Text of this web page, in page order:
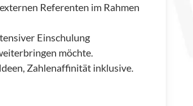
Referenten im Rahmen
Einschulung
möchte.
Zahlenaffinität inklusive.